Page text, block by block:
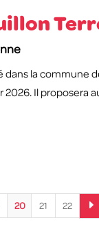
la commune
Il proposera
20 21 22 E